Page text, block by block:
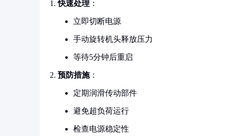
快速处理 ：
立即切断电源
手动旋转机头释放压力
等待5分钟后重启
预防措施：
定期润滑传动部件
避免超负荷运行
检查电源稳定性